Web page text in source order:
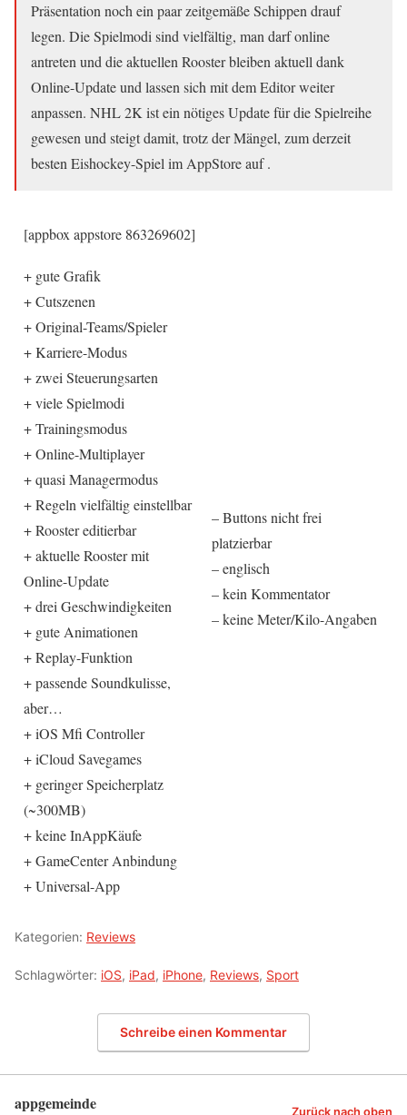
Präsentation noch ein paar zeitgemäße Schippen drauf
legen. Die Spielmodi sind vielfältig, man darf online
antreten und die aktuellen Rooster bleiben aktuell dank
Online-Update und lassen sich mit dem Editor weiter
anpassen. NHL 2K ist ein nötiges Update für die Spielreihe
gewesen und steigt damit, trotz der Mängel, zum derzeit
besten Eishockey-Spiel im AppStore auf .
[appbox appstore 863269602]
+ gute Grafik
+ Cutszenen
+ Original-Teams/Spieler
+ Karriere-Modus
+ zwei Steuerungsarten
+ viele Spielmodi
+ Trainingsmodus
+ Online-Multiplayer
+ quasi Managermodus
+ Regeln vielfältig einstellbar
+ Rooster editierbar
+ aktuelle Rooster mit
Online-Update
+ drei Geschwindigkeiten
+ gute Animationen
+ Replay-Funktion
+ passende Soundkulisse,
aber…
+ iOS Mfi Controller
+ iCloud Savegames
+ geringer Speicherplatz
(~300MB)
+ keine InAppKäufe
+ GameCenter Anbindung
+ Universal-App
– Buttons nicht frei
platzierbar
– englisch
– kein Kommentator
– keine Meter/Kilo-Angaben
Kategorien: Reviews
Schlagwörter: iOS, iPad, iPhone, Reviews, Sport
Schreibe einen Kommentar
appgemeinde Zurück nach oben